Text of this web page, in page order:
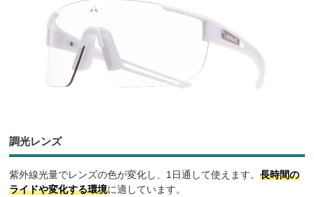
調光レンズ
紫外線光量でレンズの色が変化し、1日通して使えます。長時間の
ライドや変化する環境に適しています。